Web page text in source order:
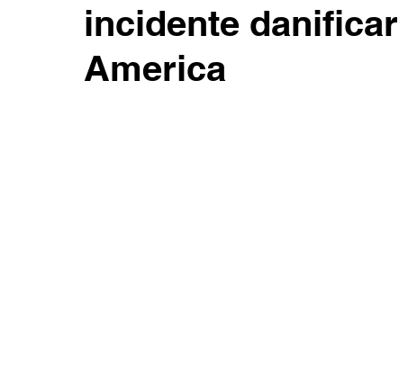
incidente danificar
America